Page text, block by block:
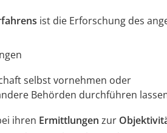
ist die Erforschung des
selbst vornehmen oder
Behörden durchführen
ihren Ermittlungen zur